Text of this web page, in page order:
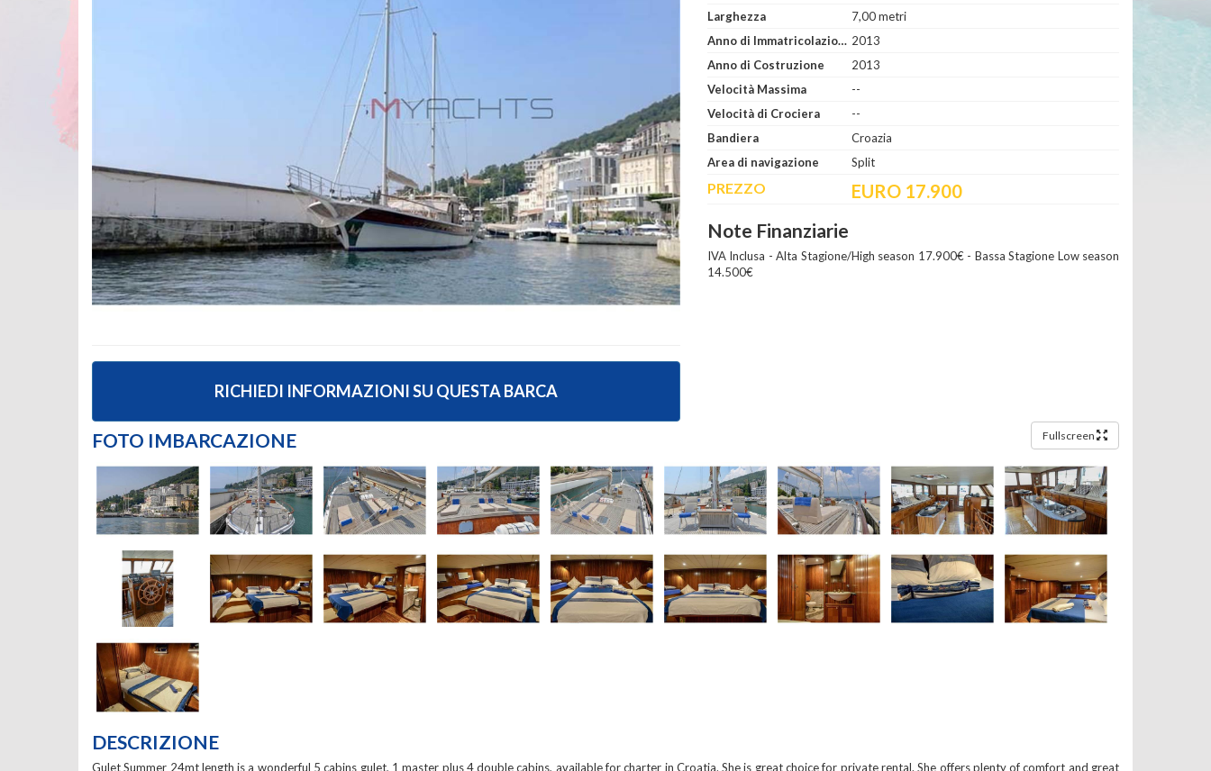
RICHIEDI INFORMAZIONI SU QUESTA BARCA
Larghezza
7,00 metri
Anno di Immatricolazione 2013
Anno di Costruzione
2013
Velocità Massima
--
Velocità di Crociera
--
Bandiera
Croazia
Area di navigazione
Split
PREZZO EURO 17.900
Note Finanziarie
IVA Inclusa - Alta Stagione/High season 17.900€ - Bassa Stagione Low season
14.500€
FOTO IMBARCAZIONE Fullscreen
DESCRIZIONE
Gulet Summer 24mt length is a wonderful 5 cabins gulet, 1 master plus 4 double cabins, available for charter in Croatia. She is great choice for private rental. She offers plenty of comfort and great